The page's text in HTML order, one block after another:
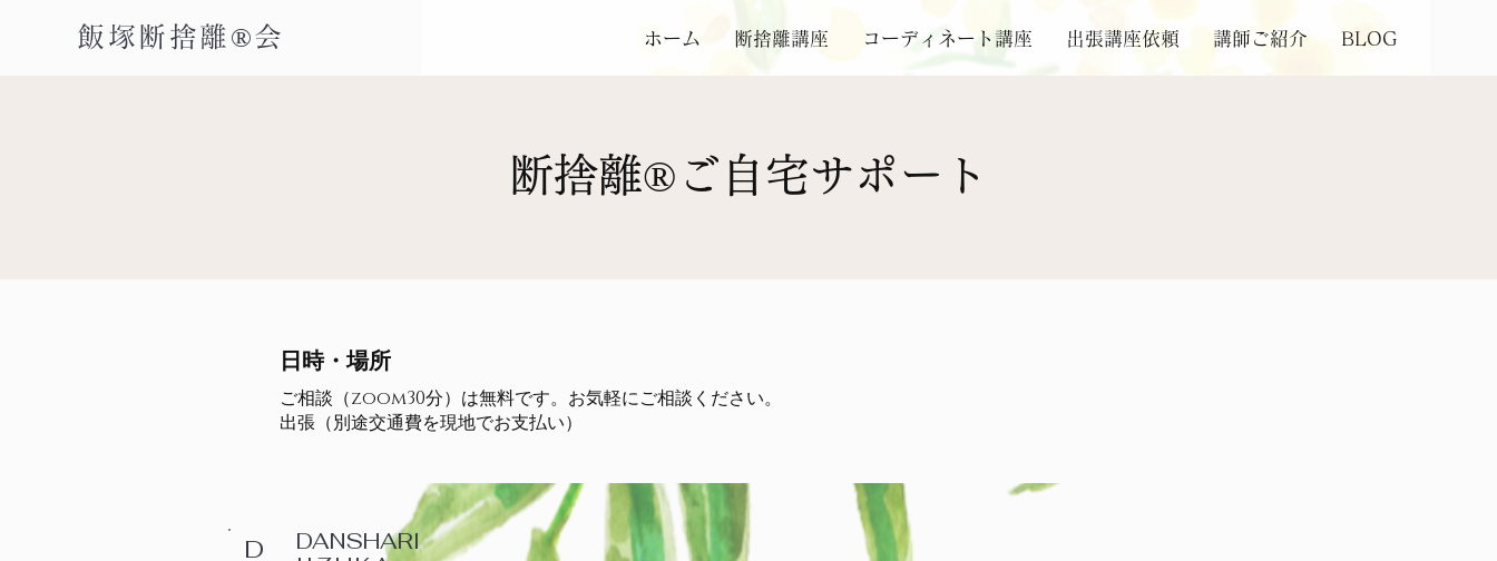
飯塚断捨離®会 ホーム 断捨離講座 コーディネート講座 出張講座依頼 講師ご紹介 BLOG
断捨離®ご自宅サポート
日時・場所
ご相談（zoom30分）は無料です。お気軽にご相談ください。
出張（別途交通費を現地でお支払い）
D
DANSHARI